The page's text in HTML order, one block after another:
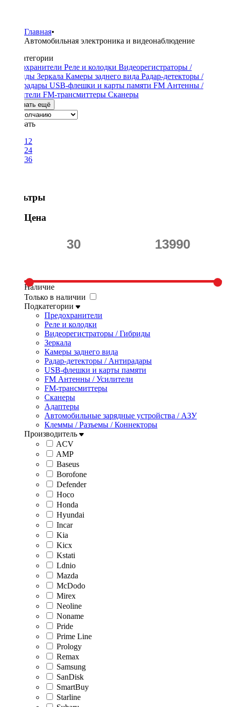
Главная•
Автомобильная электроника и видеонаблюдение
Подкатегории
Предохранители Реле и колодки Видеорегистраторы /
Гибриды Зеркала Камеры заднего вида Радар-детекторы /
Антирадары USB-флешки и карты памяти FM Антенны /
Усилители FM-трансмиттеры Сканеры
Показать ещё
Показать
12
24
36
Фильтры
Цена
Наличие
Только в наличии
Подкатегории
Предохранители
Реле и колодки
Видеорегистраторы / Гибриды
Зеркала
Камеры заднего вида
Радар-детекторы / Антирадары
USB-флешки и карты памяти
FM Антенны / Усилители
FM-трансмиттеры
Сканеры
Адаптеры
Автомобильные зарядные устройства / АЗУ
Клеммы / Разъемы / Коннекторы
Производитель
ACV
AMP
Baseus
Borofone
Defender
Hoco
Honda
Hyundai
Incar
Kia
Kicx
Kstati
Ldnio
Mazda
McDodo
Mirex
Neoline
Noname
Pride
Prime Line
Prology
Remax
Samsung
SanDisk
SmartBuy
Starline